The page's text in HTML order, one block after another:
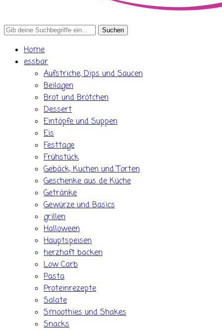
Search
Home
essbar
Aufstriche, Dips und Saucen
Beilagen
Brot und Brötchen
Dessert
Eintöpfe und Suppen
Eis
Festtage
Frühstück
Gebäck, Kuchen und Torten
Geschenke aus de Küche
Getränke
Gewürze und Basics
grillen
Halloween
Hauptspeisen
herzhaft backen
Low Carb
Pasta
Proteinrezepte
Salate
Smoothies und Shakes
Snacks